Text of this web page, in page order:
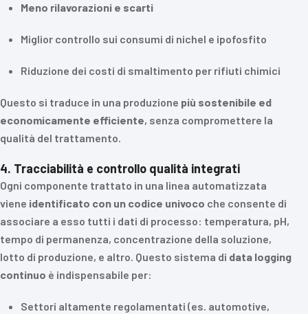
Meno rilavorazioni e scarti
Miglior controllo sui consumi di nichel e ipofosfito
Riduzione dei costi di smaltimento per rifiuti chimici
Questo si traduce in una produzione più sostenibile ed
economicamente efficiente, senza compromettere la
qualità del trattamento.
4. Tracciabilità e controllo qualità integrati
Ogni componente trattato in una linea automatizzata
viene identificato con un codice univoco che consente di
associare a esso tutti i dati di processo: temperatura, pH,
tempo di permanenza, concentrazione della soluzione,
lotto di produzione, e altro. Questo sistema di data logging
continuo è indispensabile per:
Settori altamente regolamentati (es. automotive,